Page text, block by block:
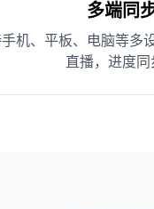
多端同
机、平板、电脑等多
直播，进度同